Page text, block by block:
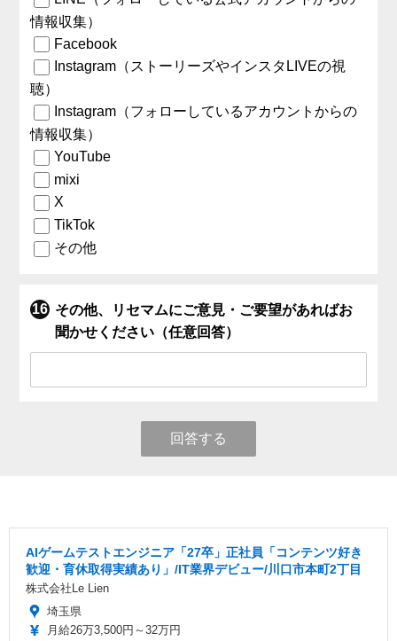
情報収集）
Facebook
Instagram（ストーリーズやインスタLIVEの視
聴）
Instagram（フォローしているアカウントからの
情報収集）
YouTube
mixi
X
TikTok
その他
その他、リセマムにご意見・ご要望があればお
聞かせください（任意回答）
回答する
AIゲームテストエンジニア「27卒」正社員「コンテンツ好き
歓迎・育休取得実績あり」/IT業界デビュー/川口市本町2丁目
株式会社Le Lien
埼玉県
月給26万3,500円～32万円